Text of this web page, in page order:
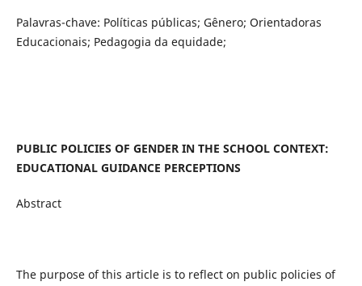
Palavras-chave: Políticas públicas; Gênero; Orientadoras
Educacionais; Pedagogia da equidade;
PUBLIC POLICIES OF GENDER IN THE SCHOOL CONTEXT:
EDUCATIONAL GUIDANCE PERCEPTIONS
Abstract
The purpose of this article is to reflect on public policies of